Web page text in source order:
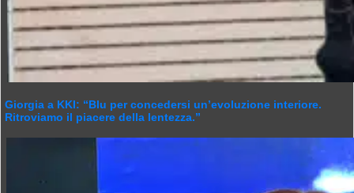
Giorgia a KKI: “Blu per concedersi un’evoluzione interiore.
Ritroviamo il piacere della lentezza.”